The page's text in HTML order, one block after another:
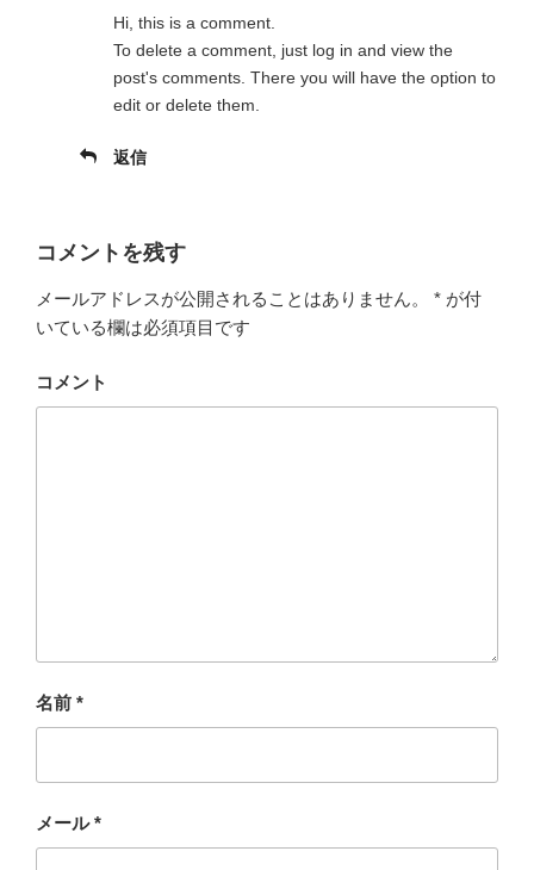
Hi, this is a comment.
To delete a comment, just log in and view the
post's comments. There you will have the option to
edit or delete them.
返信
コメントを残す
メールアドレスが公開されることはありません。 * が付
いている欄は必須項目です
コメント
名前 *
メール*